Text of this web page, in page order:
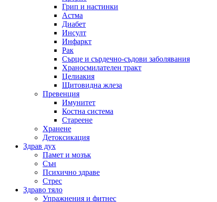
Грип и настинки
Астма
Диабет
Инсулт
Инфаркт
Рак
Сърце и сърдечно-съдови заболявания
Храносмилателен тракт
Целиакия
Щитовидна жлеза
Превенция
Имунитет
Костна система
Стареене
Хранене
Детоксикация
Здрав дух
Памет и мозък
Сън
Психично здраве
Стрес
Здраво тяло
Упражнения и фитнес